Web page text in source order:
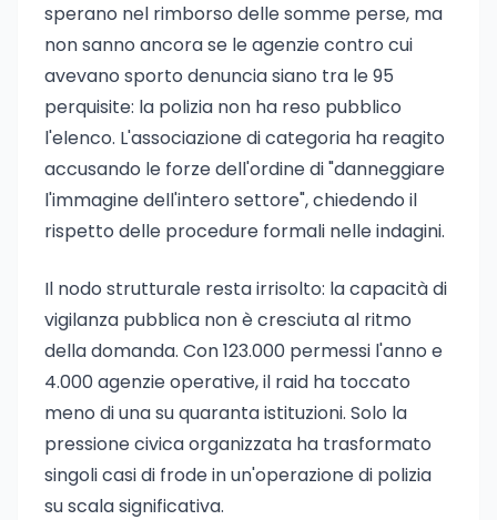
sperano nel rimborso delle somme perse, ma
non sanno ancora se le agenzie contro cui
avevano sporto denuncia siano tra le 95
perquisite: la polizia non ha reso pubblico
l'elenco. L'associazione di categoria ha reagito
accusando le forze dell'ordine di "danneggiare
l'immagine dell'intero settore", chiedendo il
rispetto delle procedure formali nelle indagini.
Il nodo strutturale resta irrisolto: la capacità di
vigilanza pubblica non è cresciuta al ritmo
della domanda. Con 123.000 permessi l'anno e
4.000 agenzie operative, il raid ha toccato
meno di una su quaranta istituzioni. Solo la
pressione civica organizzata ha trasformato
singoli casi di frode in un'operazione di polizia
su scala significativa.